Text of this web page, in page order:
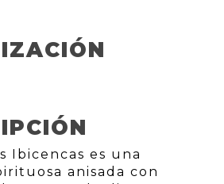
Ibicencas es una
anisada con